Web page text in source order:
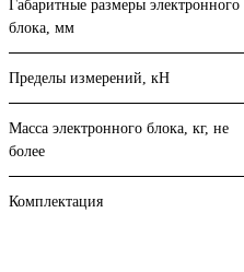
Габаритные размеры электронного
блока, мм
Пределы измерений, кН
Масса электронного блока, кг, не
более
Комплектация